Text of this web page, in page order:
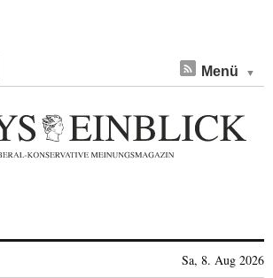
Menü
Sa, 8. Aug 2026